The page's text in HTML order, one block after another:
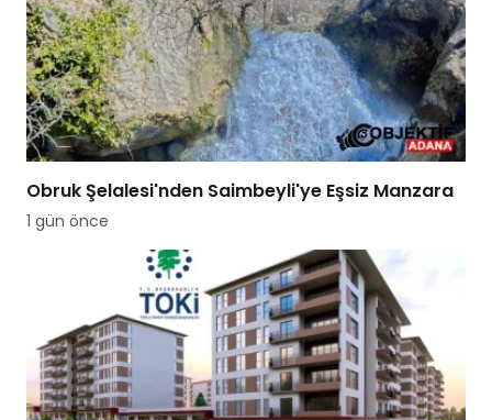
Obruk Şelalesi'nden Saimbeyli'ye Eşsiz Manzara
1 gün önce